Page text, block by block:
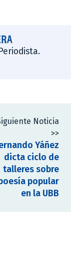
Noticia
>>
Yáñez
dicta ciclo de
talleres sobre
popular
en la UBB